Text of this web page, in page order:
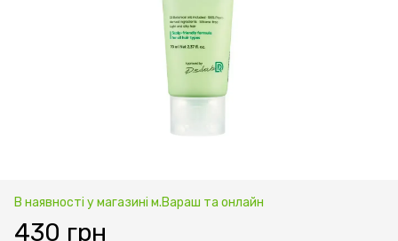
В наявності у магазині м.Вараш та онлайн
430 грн